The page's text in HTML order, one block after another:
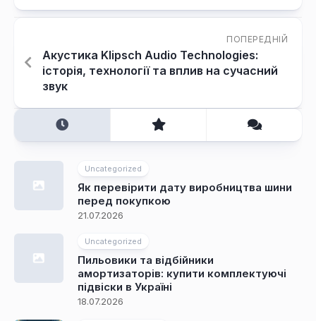
ПОПЕРЕДНІЙ
Акустика Klipsch Audio Technologies:
історія, технології та вплив на сучасний
звук
Uncategorized
Як перевірити дату виробництва шини
перед покупкою
21.07.2026
Uncategorized
Пильовики та відбійники
амортизаторів: купити комплектуючі
підвіски в Україні
18.07.2026